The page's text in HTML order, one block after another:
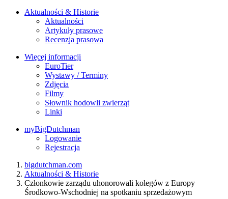
Aktualności & Historie
Aktualności
Artykuły prasowe
Recenzja prasowa
Więcej informacji
EuroTier
Wystawy / Terminy
Zdjęcia
Filmy
Słownik hodowli zwierząt
Linki
myBigDutchman
Logowanie
Rejestracja
bigdutchman.com
Aktualności & Historie
Członkowie zarządu uhonorowali kolegów z Europy
Środkowo-Wschodniej na spotkaniu sprzedażowym